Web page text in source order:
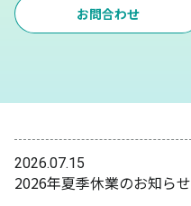
お問合わせ
2026.07.15
2026年夏季休業のお知らせ